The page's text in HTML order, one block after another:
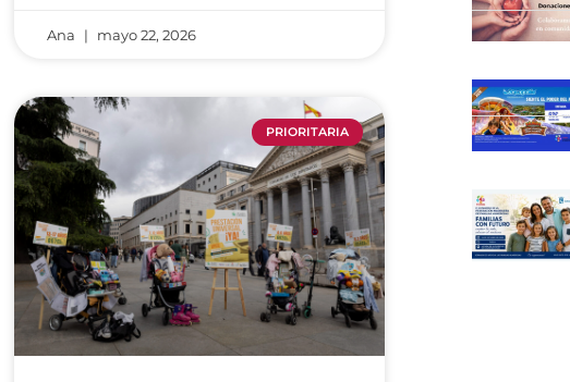
Ana mayo 22, 2026
PRIORITARIA